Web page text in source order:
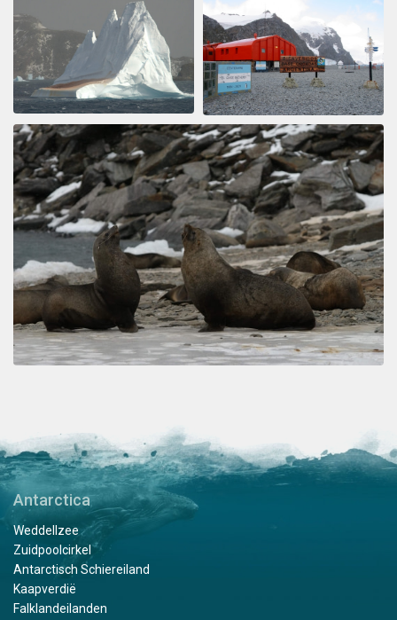
Antarctica
Weddellzee
Zuidpoolcirkel
Antarctisch Schiereiland
Kaapverdië
Falklandeilanden